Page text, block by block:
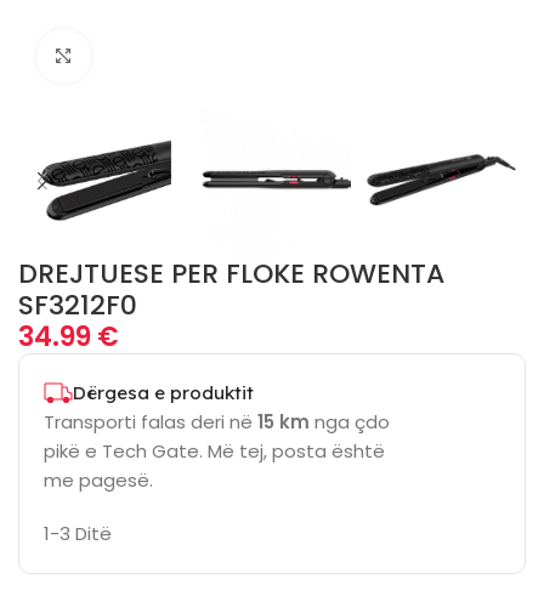
DREJTUESE PER FLOKE ROWENTA
SF3212F0
34.99€
Dërgesa e produktit
Transporti falas deri në 15 km nga çdo
pikë e Tech Gate. Më tej, posta është
me pagesë.
1-3 Ditë